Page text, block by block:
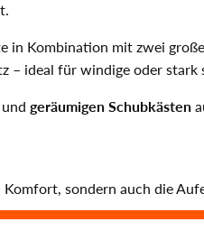
in Kombination mit zwei
– ideal für windige oder stark
und geräumigen Schubkästen
sondern auch die